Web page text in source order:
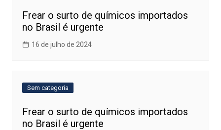
Frear o surto de químicos importados
no Brasil é urgente
16 de julho de 2024
Sem categoria
Frear o surto de químicos importados
no Brasil é urgente